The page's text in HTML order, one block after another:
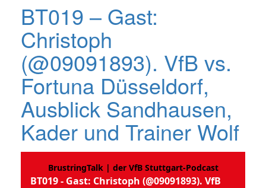
BT019 – Gast:
Christoph
(@09091893). VfB vs.
Fortuna Düsseldorf,
Ausblick Sandhausen,
Kader und Trainer Wolf